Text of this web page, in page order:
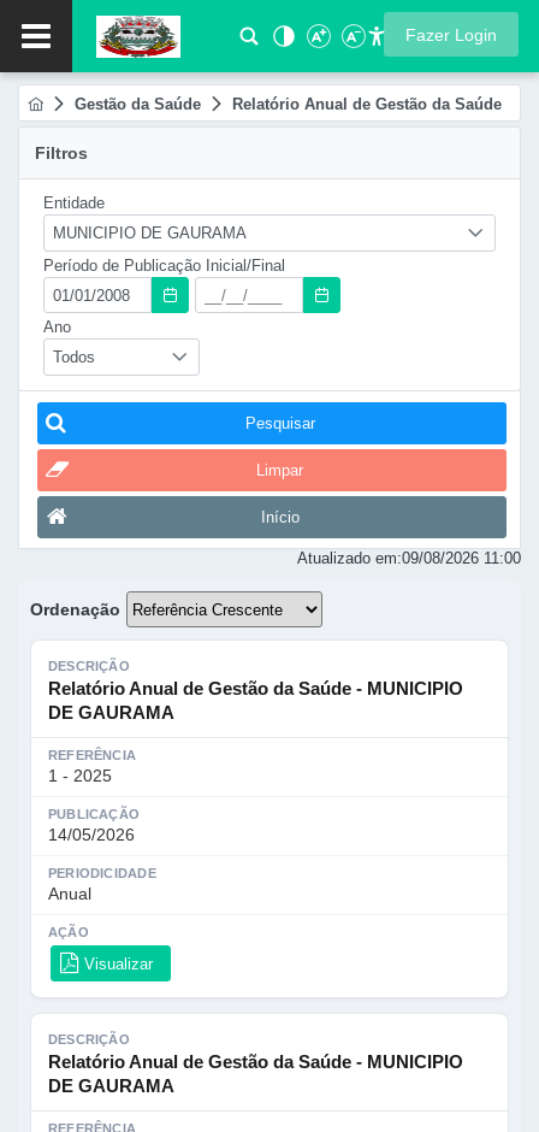
Fazer Login
Gestão da Saúde Relatório Anual de Gestão da Saúde
Filtros
Entidade
MUNICIPIO DE GAURAMA
Período de Publicação Inicial/Final
Ano
Todos
Pesquisar
Limpar
Início
Atualizado em:09/08/2026 11:00
Ordenação
DESCRIÇÃO
Relatório Anual de Gestão da Saúde - MUNICIPIO
DE GAURAMA
REFERÊNCIA
1 - 2025
PUBLICAÇÃO
14/05/2026
PERIODICIDADE
Anual
AÇÃO
Visualizar
DESCRIÇÃO
Relatório Anual de Gestão da Saúde - MUNICIPIO
DE GAURAMA
REFERÊNCIA